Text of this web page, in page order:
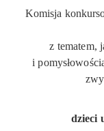
Komisja
z tematem,
i
dzieci